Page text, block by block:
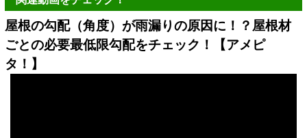
屋根の勾配（角度）が雨漏りの原因に！？屋根材
ごとの必要最低限勾配をチェック！【アメピ
タ！】